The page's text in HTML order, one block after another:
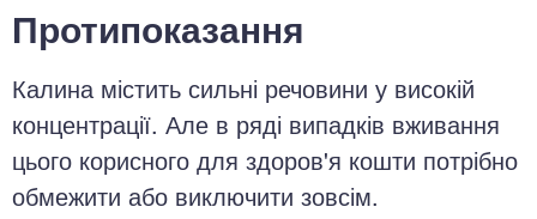
Протипоказання
Калина містить сильні речовини у високій
концентрації. Але в ряді випадків вживання
цього корисного для здоров'я кошти потрібно
обмежити або виключити зовсім.